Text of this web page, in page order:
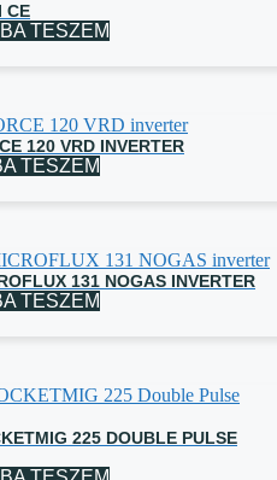
CE
TESZEM
120 VRD INVERTER
TESZEM
131 NOGAS INVERTER
TESZEM
225 DOUBLE PULSE